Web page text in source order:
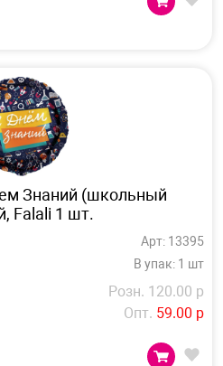
Знаний (школьный
Falali 1 шт.
Арт: 13395
В упак: 1 шт
Розн. 120.00 р
Опт. 59.00 р